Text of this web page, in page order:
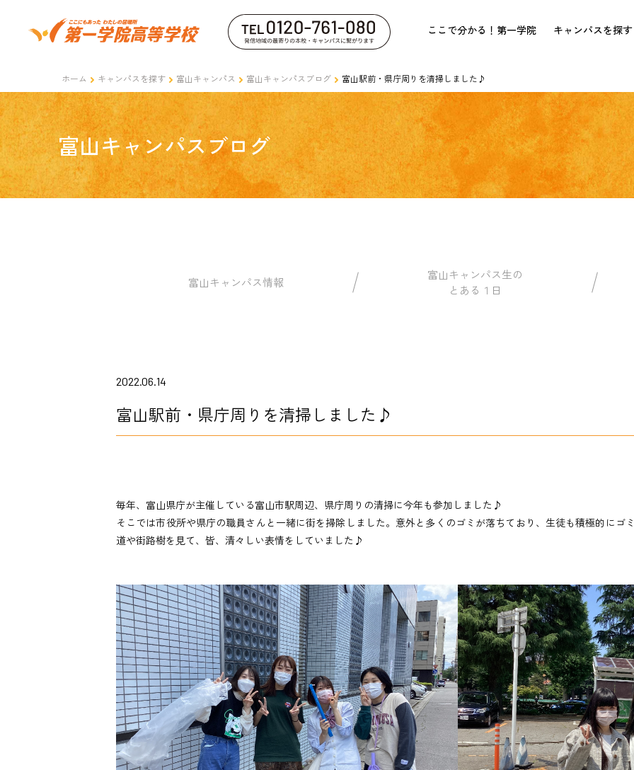
ここで分かる！第一学院 キャンパスを探す
ホーム キャンパスを探す 富山キャンパス 富山キャンパスブログ 富山駅前・県庁周りを清掃しました♪
富山キャンパスブログ
富山キャンパス情報
富山キャンパス生の
とある１日
2022.06.14
富山駅前・県庁周りを清掃しました♪
毎年、富山県庁が主催している富山市駅周辺、県庁周りの清掃に今年も参加しました♪
そこでは市役所や県庁の職員さんと一緒に街を掃除しました。意外と多くのゴミが落ちており、生徒も積極的にゴ
道や街路樹を見て、皆、清々しい表情をしていました♪